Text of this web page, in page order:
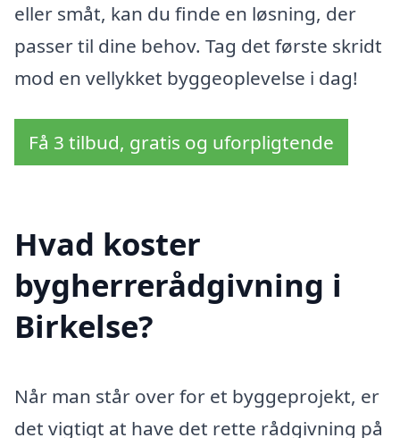
eller småt, kan du finde en løsning, der
passer til dine behov. Tag det første skridt
mod en vellykket byggeoplevelse i dag!
Få 3 tilbud, gratis og uforpligtende
Hvad koster
bygherrerådgivning i
Birkelse?
Når man står over for et byggeprojekt, er
det vigtigt at have det rette rådgivning på